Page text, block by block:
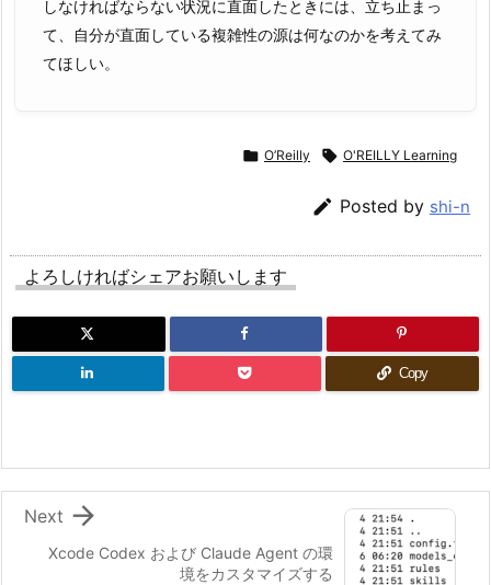
しなければならない状況に直面したときには、立ち止まっ
て、自分が直面している複雑性の源は何なのかを考えてみ
てほしい。
 O’Reilly  O'REILLY Learning
 Posted by shi-n
よろしければシェアお願いします
Copy
Xcode Codex および Claude Agent の環
境をカスタマイズする

Next